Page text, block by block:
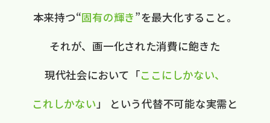
本来持つ“固有の​輝き”を​最大化する​こと。
それが、​画一化された​消費に​飽きた​
現代社会に​おいて ​「ここに​しかない、​
これしかない 」
と​いう​代替不可能な​実需と​